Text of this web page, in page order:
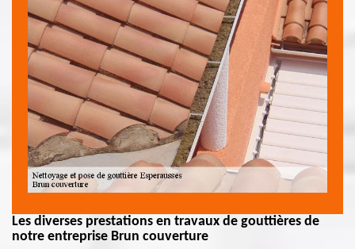
Les diverses prestations en travaux de gouttières de
notre entreprise Brun couverture